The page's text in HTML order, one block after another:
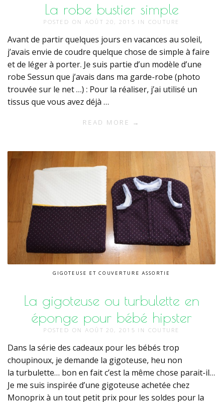
La robe bustier simple
POSTED ON AOÛT 20, 2015 IN COUTURE
Avant de partir quelques jours en vacances au soleil,
j’avais envie de coudre quelque chose de simple à faire
et de léger à porter. Je suis partie d’un modèle d’une
robe Sessun que j’avais dans ma garde-robe (photo
trouvée sur le net …) : Pour la réaliser, j’ai utilisé un
tissus que vous avez déjà …
READ MORE →
GIGOTEUSE ET COUVERTURE ASSORTIE
La gigoteuse ou turbulette en
éponge pour bébé hipster
POSTED ON AOÛT 20, 2015 IN COUTURE
Dans la série des cadeaux pour les bébés trop
choupinoux, je demande la gigoteuse, heu non
la turbulette… bon en fait c’est la même chose parait-il…
Je me suis inspirée d’une gigoteuse achetée chez
Monoprix à un tout petit prix pour les soldes pour la